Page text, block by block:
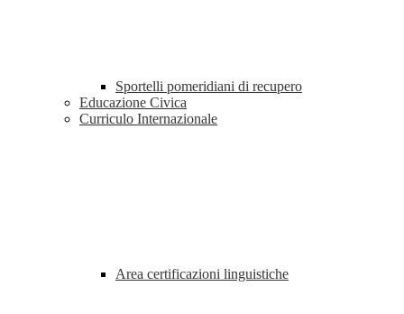
Sportelli pomeridiani di recupero
Educazione Civica
Curriculo Internazionale
Area certificazioni linguistiche